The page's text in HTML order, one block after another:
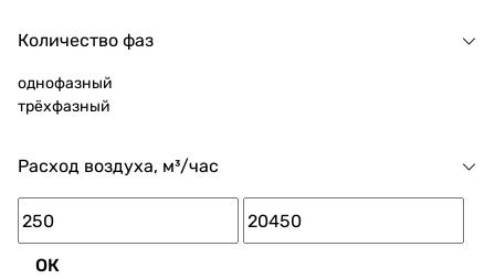
Количество фаз
однофазный
трёхфазный
Расход воздуха, м³/час
ОК